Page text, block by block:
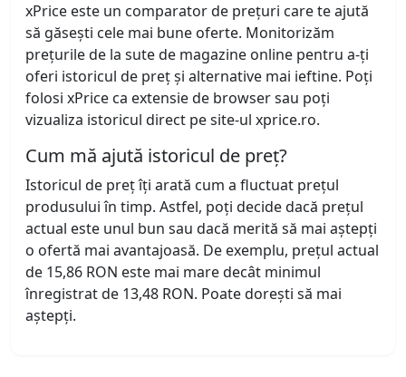
xPrice este un comparator de prețuri care te ajută
să găsești cele mai bune oferte. Monitorizăm
prețurile de la sute de magazine online pentru a-ți
oferi istoricul de preț și alternative mai ieftine. Poți
folosi xPrice ca extensie de browser sau poți
vizualiza istoricul direct pe site-ul xprice.ro.
Cum mă ajută istoricul de preț?
Istoricul de preț îți arată cum a fluctuat prețul
produsului în timp. Astfel, poți decide dacă prețul
actual este unul bun sau dacă merită să mai aștepți
o ofertă mai avantajoasă. De exemplu, prețul actual
de 15,86 RON este mai mare decât minimul
înregistrat de 13,48 RON. Poate dorești să mai
aștepți.